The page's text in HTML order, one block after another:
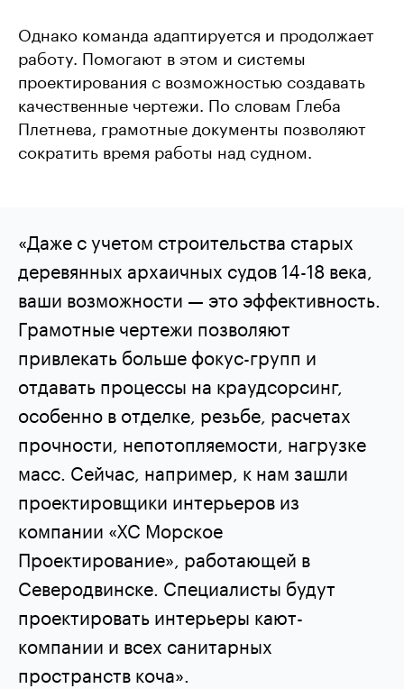
Однако команда адаптируется и продолжает
работу. Помогают в этом и системы
проектирования с возможностью создавать
качественные чертежи. По словам Глеба
Плетнева, грамотные документы позволяют
сократить время работы над судном.
«Даже с учетом строительства старых
деревянных архаичных судов 14-18 века,
ваши возможности — это эффективность.
Грамотные чертежи позволяют
привлекать больше фокус-групп и
отдавать процессы на краудсорсинг,
особенно в отделке, резьбе, расчетах
прочности, непотопляемости, нагрузке
масс. Сейчас, например, к нам зашли
проектировщики интерьеров из
компании «ХС Морское
Проектирование», работающей в
Северодвинске. Специалисты будут
проектировать интерьеры кают-
компании и всех санитарных
пространств коча».